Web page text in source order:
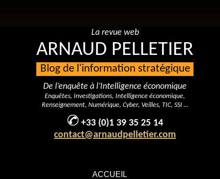
ACCUEIL
La revue web
ARNAUD PELLETIER
Blog de l'information stratégique
De l’enquête à l’Intelligence économique
Enquêtes, Investigations, Intelligence économique,
Renseignement, Numérique, Cyber, Veilles, TIC, SSI …
+33 (0)1 39 35 25 14
contact@arnaudpelletier.com